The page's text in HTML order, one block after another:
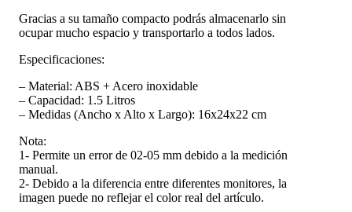
Gracias a su tamaño compacto podrás almacenarlo sin
ocupar mucho espacio y transportarlo a todos lados.
Especificaciones:
– Material: ABS + Acero inoxidable
– Capacidad: 1.5 Litros
– Medidas (Ancho x Alto x Largo): 16x24x22 cm
Nota:
1- Permite un error de 02-05 mm debido a la medición
manual.
2- Debido a la diferencia entre diferentes monitores, la
imagen puede no reflejar el color real del artículo.